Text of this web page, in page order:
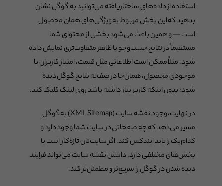
استفاده از داده‌های ساختاریافته می‌توانید به گوگل نشان
بدهید که این بخش مربوط به ویژگی‌های همان محصول
است — و همین باعث می‌شود بخشی از محتوای شما
مستقیماً در نتایج جست‌وجو با ظاهر متفاوت‌تری نمایش داده
شود. مثلاً ممکن است اطلاعاتی مثل قیمت، امتیاز کاربران یا
موجودی محصول، همان‌جا در صفحه نتایج گوگل دیده
شود؛ بدون اینکه کاربر نیاز داشته باشد روی لینک کلیک کند.
در نهایت، وجود نقشه سایت (XML Sitemap) به گوگل
مسیر می‌دهد که چه صفحاتی در سایت شما وجود دارد و
کدام‌یک را باید ایندکس کند. اگر سایت‌تان تازه‌کار است یا
بخش‌های مختلفی دارد، داشتن نقشه سایت می‌تواند فرایند
دیده شدن در گوگل را سریع‌تر و مطمئن‌تر کند.